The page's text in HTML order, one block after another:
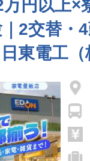
万円以上
2交替・
東電工（